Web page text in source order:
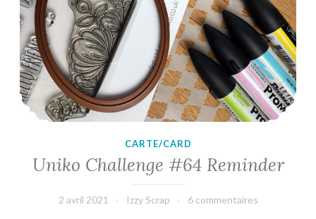
CARTE/CARD
Uniko Challenge #64 Reminder
2 avril 2021 Izzy Scrap 6 commentaires